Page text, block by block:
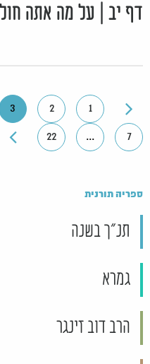
דף יב | על מה אתה
1
2
3
7
...
22
ספריה תורנית
תנ"ך בשנה
גמרא
הרב דוב זינגר